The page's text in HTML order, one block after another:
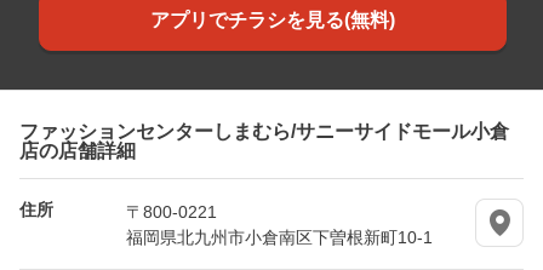
アプリでチラシを見る(無料)
ファッションセンターしまむら/サニーサイドモール小倉
店の店舗詳細
住所
〒800-0221
福岡県北九州市小倉南区下曽根新町10-1